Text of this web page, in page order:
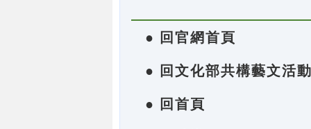
● 回官網首頁
● 回文化部共構藝文活
● 回首頁